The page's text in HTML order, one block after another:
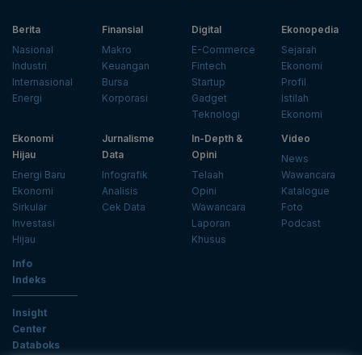
Berita
Nasional
Industri
Internasional
Energi
Finansial
Makro
Keuangan
Bursa
Korporasi
Digital
E-Commerce
Fintech
Startup
Gadget
Teknologi
Ekonopedia
Sejarah
Ekonomi
Profil
Istilah
Ekonomi
Ekonomi
Hijau
Energi Baru
Ekonomi
Sirkular
Investasi
Hijau
Jurnalisme
Data
Infografik
Analisis
Cek Data
In-Depth &
Opini
Telaah
Opini
Wawancara
Laporan
Khusus
Video
News
Wawancara
Katalogue
Foto
Podcast
Info
Indeks
Insight
Center
Databoks